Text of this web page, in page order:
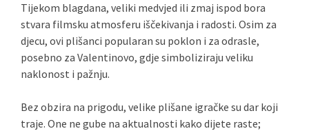
Tijekom blagdana, veliki medvjed ili zmaj ispod bora
stvara filmsku atmosferu iščekivanja i radosti. Osim za
djecu, ovi plišanci popularan su poklon i za odrasle,
posebno za Valentinovo, gdje simboliziraju veliku
naklonost i pažnju.
Bez obzira na prigodu, velike plišane igračke su dar koji
traje. One ne gube na aktualnosti kako dijete raste;